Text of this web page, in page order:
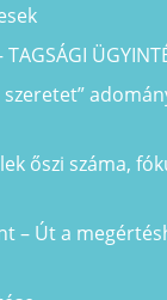
TAGSÁGI
szeretet”
őszi száma,
– Út a